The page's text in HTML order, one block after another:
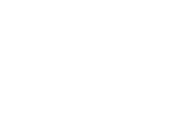
evropskimi